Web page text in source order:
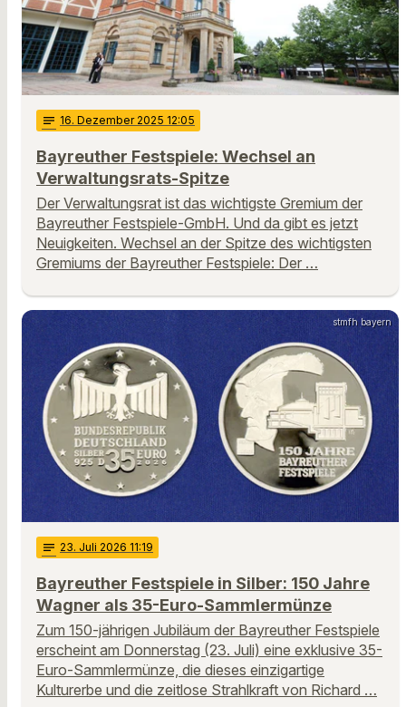
notes 16. Dezember 2025 12:05
Bayreuther Festspiele: Wechsel an
Verwaltungsrats-Spitze
Der Verwaltungsrat ist das wichtigste Gremium der
Bayreuther Festspiele-GmbH. Und da gibt es jetzt
Neuigkeiten. Wechsel an der Spitze des wichtigsten
Gremiums der Bayreuther Festspiele: Der …
stmfh bayern
notes 23. Juli 2026 11:19
Bayreuther Festspiele in Silber: 150 Jahre
Wagner als 35-Euro-Sammlermünze
Zum 150-jährigen Jubiläum der Bayreuther Festspiele
erscheint am Donnerstag (23. Juli) eine exklusive 35-
Euro-Sammlermünze, die dieses einzigartige
Kulturerbe und die zeitlose Strahlkraft von Richard …